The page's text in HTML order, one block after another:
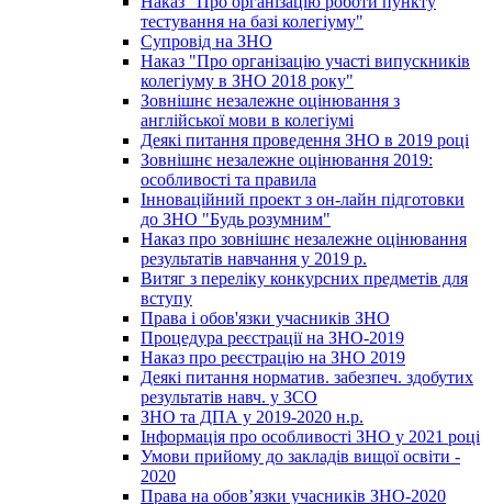
тестування на базі колегіуму"
Супровід на ЗНО
Наказ "Про організацію участі випускників
колегіуму в ЗНО 2018 року"
Зовнішнє незалежне оцінювання з
англійської мови в колегіумі
Деякі питання проведення ЗНО в 2019 році
Зовнішнє незалежне оцінювання 2019:
особливості та правила
Інноваційний проект з он-лайн підготовки
до ЗНО "Будь розумним"
Наказ про зовнішнє незалежне оцінювання
результатів навчання у 2019 р.
Витяг з переліку конкурсних предметів для
вступу
Права і обов'язки учасників ЗНО
Процедура реєстрації на ЗНО-2019
Наказ про реєстрацію на ЗНО 2019
Деякі питання норматив. забезпеч. здобутих
результатів навч. у ЗСО
ЗНО та ДПА у 2019-2020 н.р.
Інформація про особливості ЗНО у 2021 році
Умови прийому до закладів вищої освіти -
2020
Права на обов’язки учасників ЗНО-2020